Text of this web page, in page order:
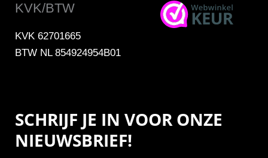
KVK/BTW
KVK 62701665
BTW NL 854924954B01
SCHRIJF JE IN VOOR ONZE
NIEUWSBRIEF!